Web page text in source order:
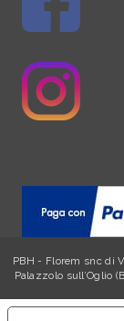
PBH - Florem snc di
Palazzolo sull’Oglio